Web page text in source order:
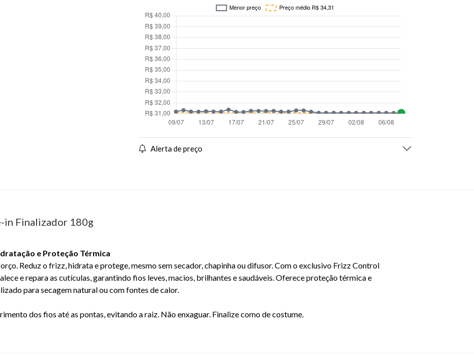
Alerta de preço
in Finalizador 180g
e Proteção Térmica
Reduz o frizz, hidrata e protege, mesmo sem secador, chapinha ou difusor. Com o exclusivo Frizz Control
e repara as cutículas, garantindo fios leves, macios, brilhantes e saudáveis. Oferece proteção térmica e
para secagem natural ou com fontes de calor.
dos fios até as pontas, evitando a raiz. Não enxaguar. Finalize como de costume.